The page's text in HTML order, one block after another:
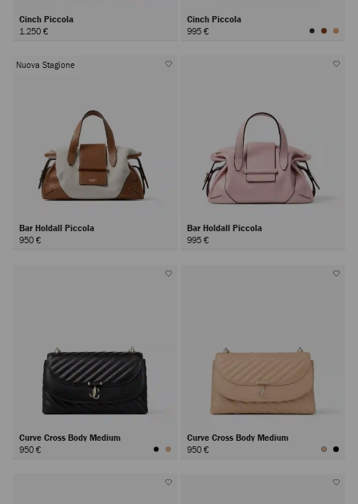
Cinch Piccola
1.250 €
Cinch Piccola
995 €
Nuova Stagione
Bar Holdall Piccola
950 €
Bar Holdall Piccola
995 €
Curve Cross Body Medium
950 €
Curve Cross Body Medium
950 €